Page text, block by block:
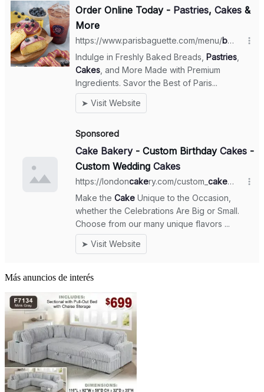
Más anuncios de interés